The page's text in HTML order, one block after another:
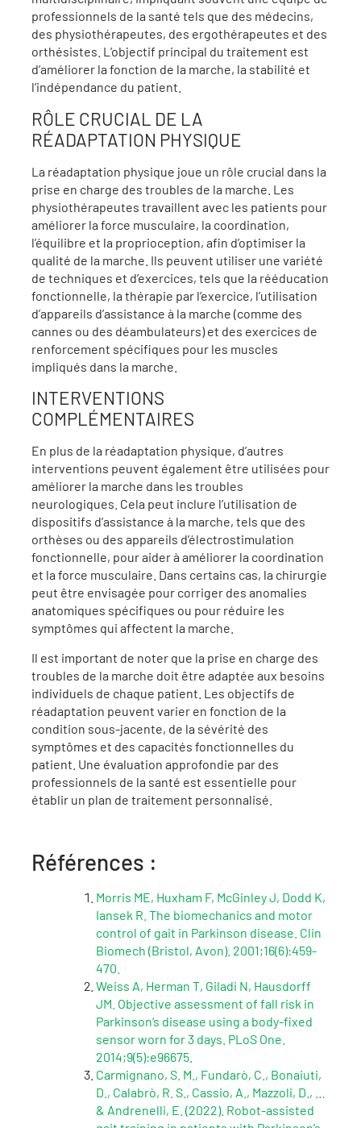
professionnels de la santé tels que des médecins,
des physiothérapeutes, des ergothérapeutes et des
orthésistes. L’objectif principal du traitement est
d’améliorer la fonction de la marche, la stabilité et
l’indépendance du patient.
RÔLE CRUCIAL DE LA
RÉADAPTATION PHYSIQUE
La réadaptation physique joue un rôle crucial dans la
prise en charge des troubles de la marche. Les
physiothérapeutes travaillent avec les patients pour
améliorer la force musculaire, la coordination,
l’équilibre et la proprioception, afin d’optimiser la
qualité de la marche. Ils peuvent utiliser une variété
de techniques et d’exercices, tels que la rééducation
fonctionnelle, la thérapie par l’exercice, l’utilisation
d’appareils d’assistance à la marche (comme des
cannes ou des déambulateurs) et des exercices de
renforcement spécifiques pour les muscles
impliqués dans la marche.
INTERVENTIONS
COMPLÉMENTAIRES
En plus de la réadaptation physique, d’autres
interventions peuvent également être utilisées pour
améliorer la marche dans les troubles
neurologiques. Cela peut inclure l’utilisation de
dispositifs d’assistance à la marche, tels que des
orthèses ou des appareils d’électrostimulation
fonctionnelle, pour aider à améliorer la coordination
et la force musculaire. Dans certains cas, la chirurgie
peut être envisagée pour corriger des anomalies
anatomiques spécifiques ou pour réduire les
symptômes qui affectent la marche.
Il est important de noter que la prise en charge des
troubles de la marche doit être adaptée aux besoins
individuels de chaque patient. Les objectifs de
réadaptation peuvent varier en fonction de la
condition sous-jacente, de la sévérité des
symptômes et des capacités fonctionnelles du
patient. Une évaluation approfondie par des
professionnels de la santé est essentielle pour
établir un plan de traitement personnalisé.
Références :
Morris ME, Huxham F, McGinley J, Dodd K,
Iansek R. The biomechanics and motor
control of gait in Parkinson disease. Clin
Biomech (Bristol, Avon). 2001;16(6):459-
470.
Weiss A, Herman T, Giladi N, Hausdorff
JM. Objective assessment of fall risk in
Parkinson’s disease using a body-fixed
sensor worn for 3 days. PLoS One.
2014;9(5):e96675.
Carmignano, S. M., Fundarò, C., Bonaiuti,
D., Calabrò, R. S., Cassio, A., Mazzoli, D., …
& Andrenelli, E. (2022). Robot-assisted